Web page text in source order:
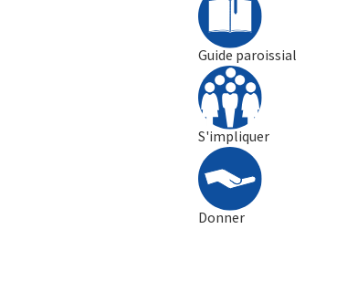
Guide paroissial
S'impliquer
Donner